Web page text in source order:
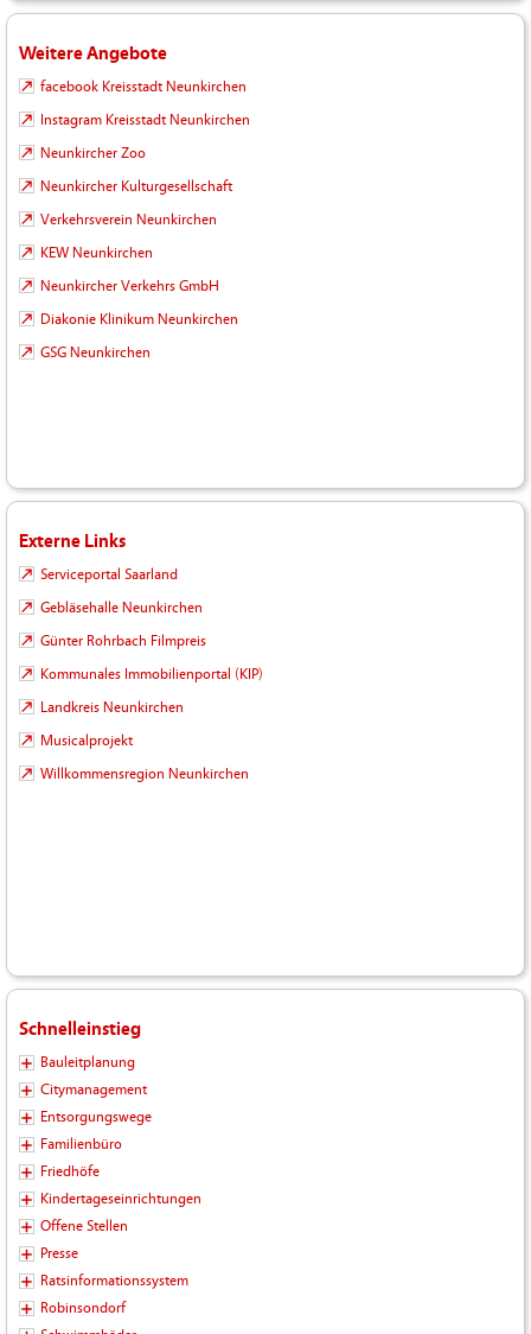
Weitere Angebote
facebook Kreisstadt Neunkirchen
Instagram Kreisstadt Neunkirchen
Neunkircher Zoo
Neunkircher Kulturgesellschaft
Verkehrsverein Neunkirchen
KEW Neunkirchen
Neunkircher Verkehrs GmbH
Diakonie Klinikum Neunkirchen
GSG Neunkirchen
Externe Links
Serviceportal Saarland
Gebläsehalle Neunkirchen
Günter Rohrbach Filmpreis
Kommunales Immobilienportal (KIP)
Landkreis Neunkirchen
Musicalprojekt
Willkommensregion Neunkirchen
Schnelleinstieg
Bauleitplanung
Citymanagement
Entsorgungswege
Familienbüro
Friedhöfe
Kindertageseinrichtungen
Offene Stellen
Presse
Ratsinformationssystem
Robinsondorf